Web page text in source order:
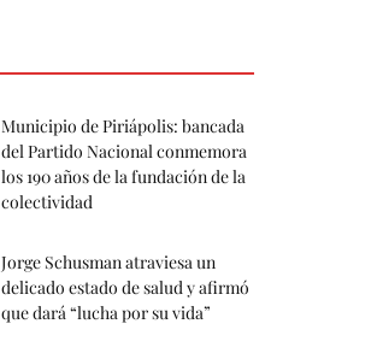
Municipio de Piriápolis: bancada
del Partido Nacional conmemora
los 190 años de la fundación de la
colectividad
Jorge Schusman atraviesa un
delicado estado de salud y afirmó
que dará “lucha por su vida”